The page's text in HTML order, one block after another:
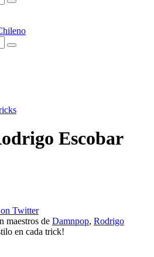
Escobar
on Twitter
maestros de Damnpop, Rodrigo
en cada trick!